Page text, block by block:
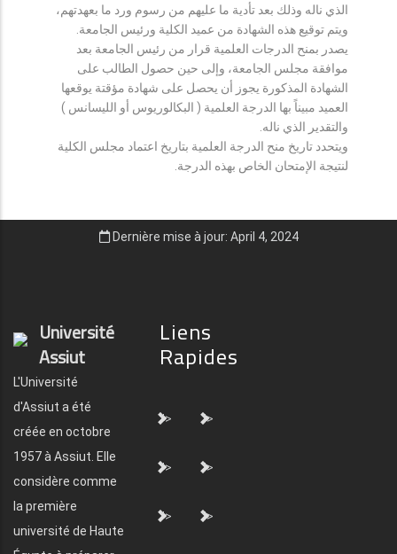
الذي ناله وذلك بعد تأدية ما عليهم من رسوم ورد ما بعهدتهم،
ويتم توقيع هذه الشهادة من عميد الكلية ورئيس الجامعة.
يصدر بمنح الدرجات العلمية قرار من رئيس الجامعة بعد
موافقة مجلس الجامعة، وإلى حين حصول الطالب على
الشهادة المذكورة يجوز أن يحصل على شهادة مؤقتة يوقعها
العميد مبيناً بها الدرجة العلمية ( البكالوريوس أو الليسانس )
والتقدير الذي ناله.
ويتحدد تاريخ منح الدرجة العلمية بتاريخ اعتماد مجلس الكلية
لنتيجة الإمتحان الخاص بهذه الدرجة.
Dernière mise à jour: April 4, 2024
Université
Assiut
L'Université
d'Assiut a été
créée en octobre
1957 à Assiut. Elle
considère comme
la première
université de Haute
Liens
Rapides
"> ">
"> ">
"> ">